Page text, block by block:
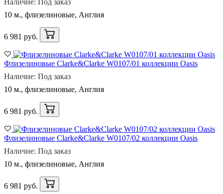
10 м., флизелиновые, Англия
6 981 руб.
Флизелиновые Clarke&Clarke W0107/01 коллекции Oasis
Наличие: Под заказ
10 м., флизелиновые, Англия
6 981 руб.
Флизелиновые Clarke&Clarke W0107/02 коллекции Oasis
Наличие: Под заказ
10 м., флизелиновые, Англия
6 981 руб.